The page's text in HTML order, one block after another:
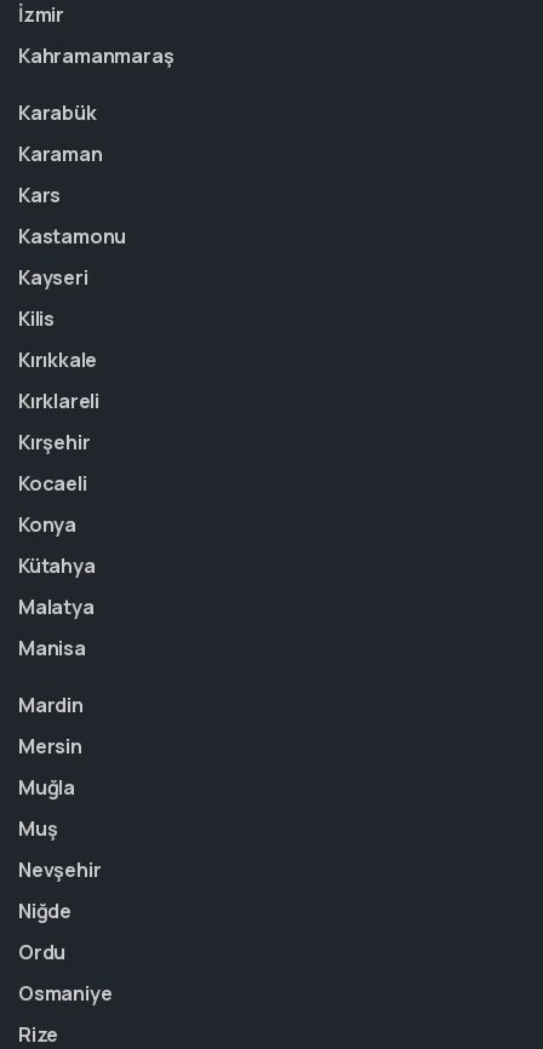
İzmir
Kahramanmaraş
Karabük
Karaman
Kars
Kastamonu
Kayseri
Kilis
Kırıkkale
Kırklareli
Kırşehir
Kocaeli
Konya
Kütahya
Malatya
Manisa
Mardin
Mersin
Muğla
Muş
Nevşehir
Niğde
Ordu
Osmaniye
Rize